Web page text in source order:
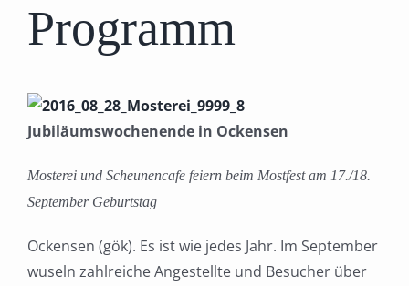
Programm
Jubiläumswochenende in Ockensen
Mosterei und Scheunencafe feiern beim Mostfest am 17./18.
September Geburtstag
Ockensen (gök). Es ist wie jedes Jahr. Im September
wuseln zahlreiche Angestellte und Besucher über